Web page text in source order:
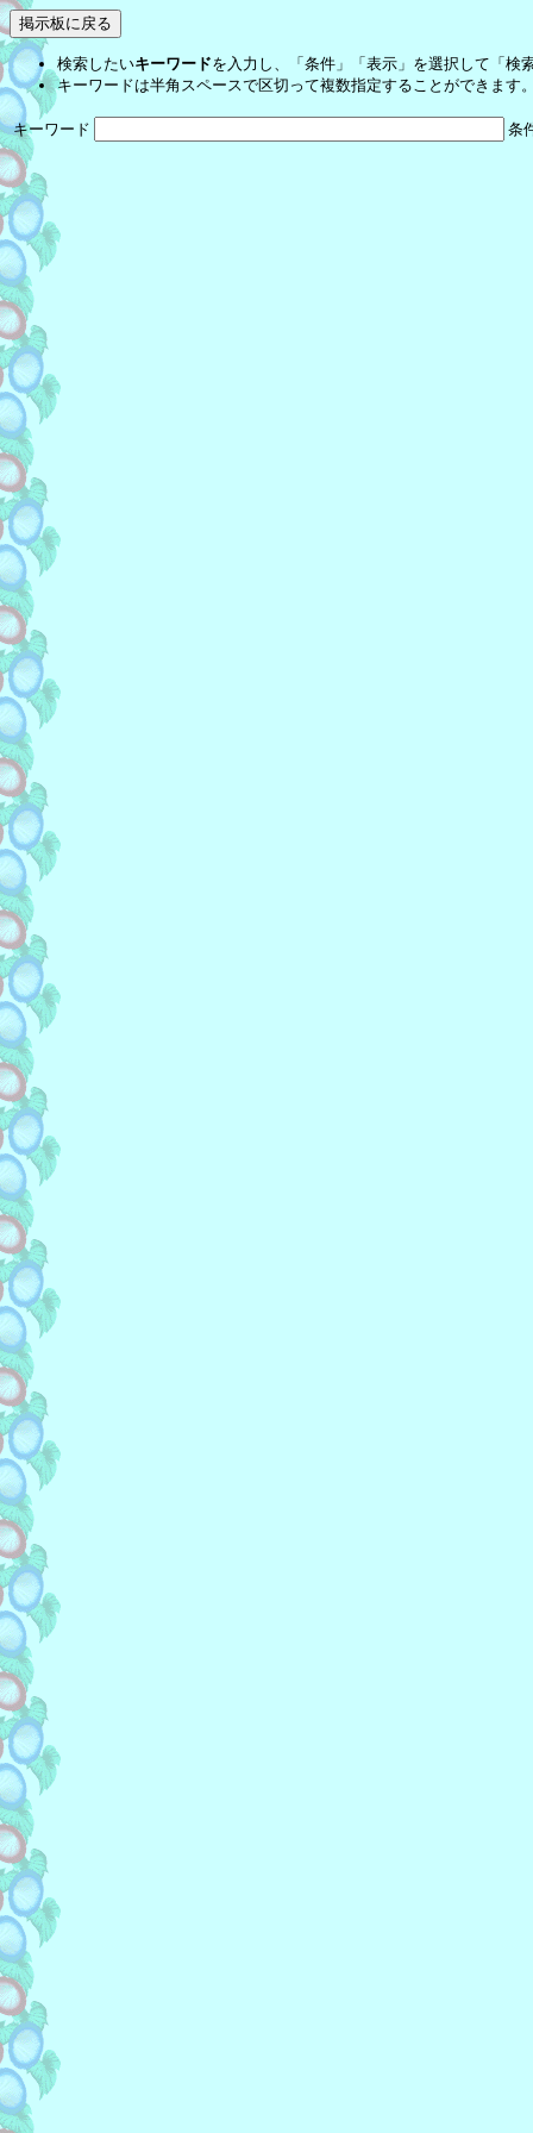
検索したいキーワードを入力し、「条件」「表示」を選択して「検
キーワードは半角スペースで区切って複数指定することができます
キーワード 条